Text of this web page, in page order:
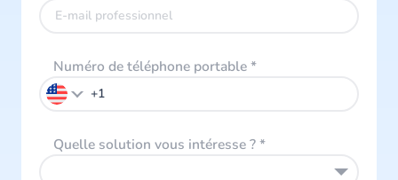
Numéro de téléphone portable*
Quelle solution vous intéresse ?*